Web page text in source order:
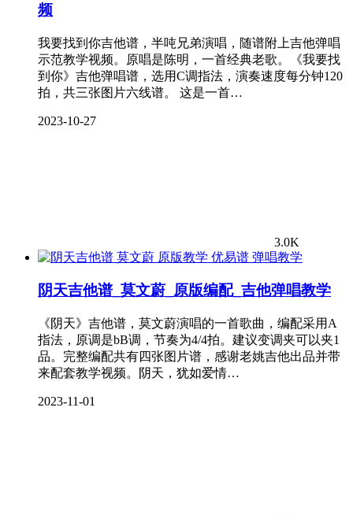
频
我要找到你吉他谱，半吨兄弟演唱，随谱附上吉他弹唱
示范教学视频。原唱是陈明，一首经典老歌。《我要找
到你》吉他弹唱谱，选用C调指法，演奏速度每分钟120
拍，共三张图片六线谱。 这是一首…
2023-10-27
3.0K
弹唱教学
阴天吉他谱_莫文蔚_原版编配_吉他弹唱教学
《阴天》吉他谱，莫文蔚演唱的一首歌曲，编配采用A
指法，原调是bB调，节奏为4/4拍。建议变调夹可以夹1
品。完整编配共有四张图片谱，感谢老姚吉他出品并带
来配套教学视频。阴天，犹如爱情…
2023-11-01